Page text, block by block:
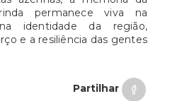
permanece viva na
identidade da região,
e a resiliência das gentes
Partilhar